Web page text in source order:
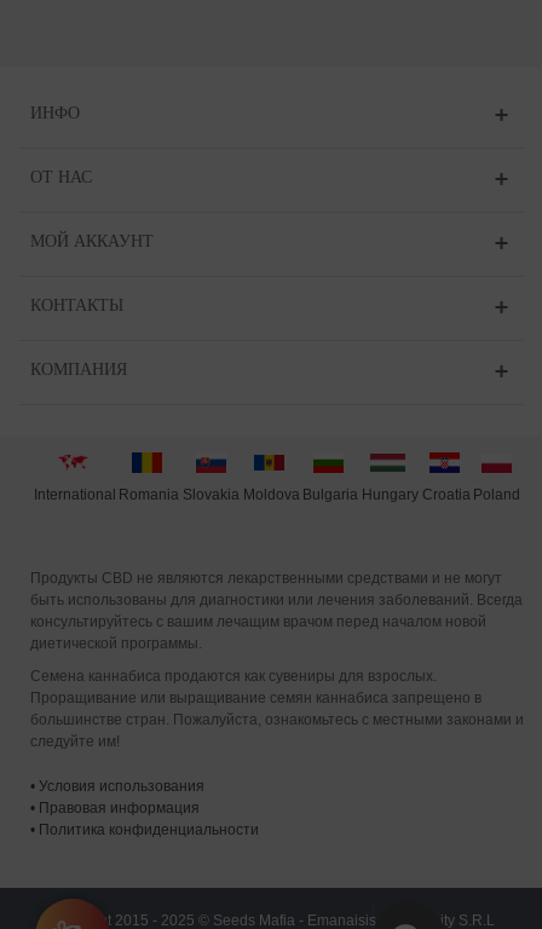
ИНФО
ОТ НАС
МОЙ АККАУНТ
КОНТАКТЫ
КОМПАНИЯ
International Romania Slovakia Moldova Bulgaria Hungary Croatia Poland
Продукты CBD не являются лекарственными средствами и не могут
быть использованы для диагностики или лечения заболеваний. Всегда
консультируйтесь с вашим лечащим врачом перед началом новой
диетической программы.
Семена каннабиса продаются как сувениры для взрослых.
Проращивание или выращивание семян каннабиса запрещено в
большинстве стран. Пожалуйста, ознакомьтесь с местными законами и
следуйте им!
• Условия использования
• Правовая информация
• Политика конфиденциальности
Copyright 2015 - 2025 © Seeds Mafia - Emanaisis Community S.R.L